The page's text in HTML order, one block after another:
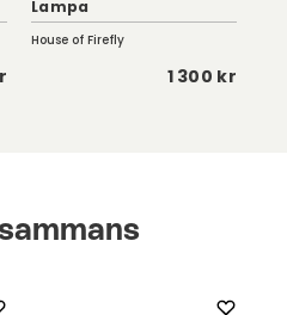
Lampa
House of Firefly
1 300 kr